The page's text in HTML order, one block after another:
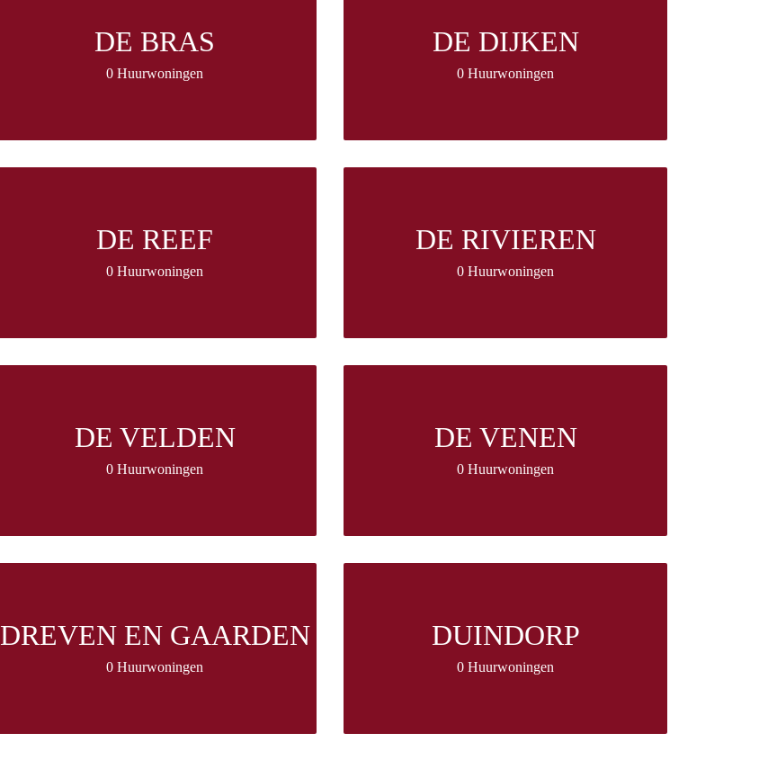
DE BRAS
0 Huurwoningen
DE DIJKEN
0 Huurwoningen
DE REEF
0 Huurwoningen
DE RIVIEREN
0 Huurwoningen
DE VELDEN
0 Huurwoningen
DE VENEN
0 Huurwoningen
DREVEN EN GAARDEN
0 Huurwoningen
DUINDORP
0 Huurwoningen